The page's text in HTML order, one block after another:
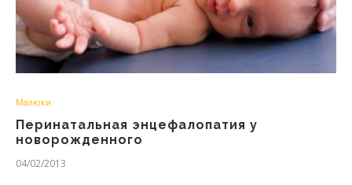
Малюки
Перинатальная энцефалопатия у
новорожденного
04/02/2013